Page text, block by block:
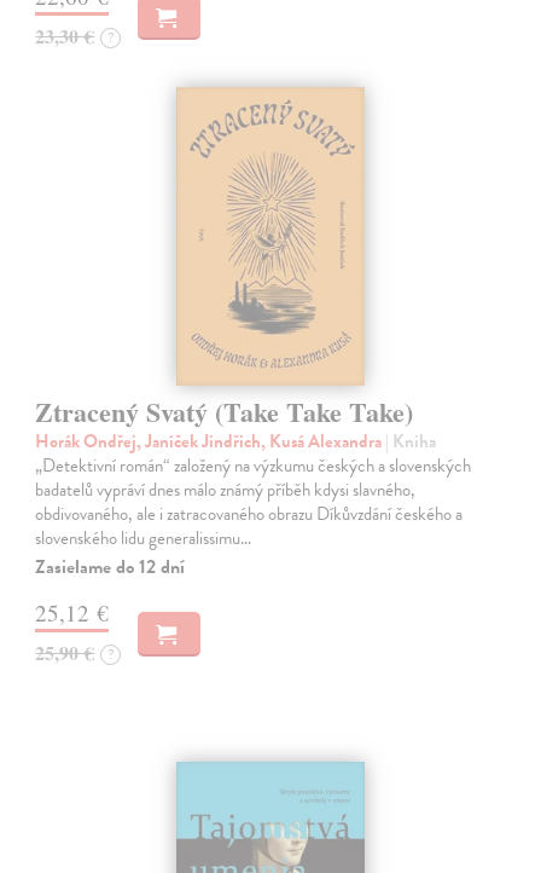
23,30 € ?
Ztracený Svatý (Take Take Take)
Horák Ondřej, Janíček Jindřich, Kusá Alexandra| Kniha
„Detektivní román“ založený na výzkumu českých a slovenských
badatelů vypráví dnes málo známý příběh kdysi slavného,
obdivovaného, ale i zatracovaného obrazu Díkůvzdání českého a
slovenského lidu generalissimu…
Zasielame do 12 dní
25,12 €
25,90 € ?